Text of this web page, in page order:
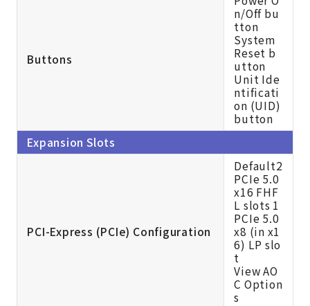
Buttons
n/Off bu
tton
System
Reset b
utton
Unit Ide
ntificati
on (UID)
button
Expansion Slots
PCI-Express (PCIe) Configuration
Default2
PCIe 5.0
x16 FHF
L slots 1
PCIe 5.0
x8 (in x1
6) LP slo
t
View AO
C Option
s